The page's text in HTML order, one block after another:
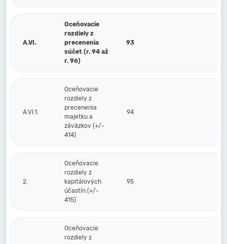
A.VI.
Oceňovacie
rozdiely z
precenenia
súčet (r. 94 až
r. 96)
93
A.VI.1.
Oceňovacie
rozdiely z
precenenia
majetku a
záväzkov (+/-
414)
94
2.
Oceňovacie
rozdiely z
kapitálových
účastín (+/-
415)
95
Oceňovacie
rozdiely z